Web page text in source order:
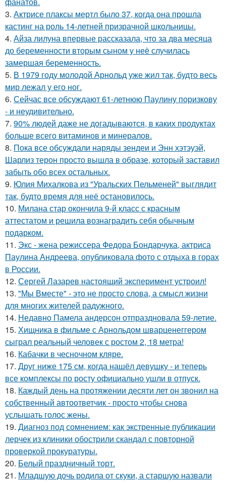
3. Актрисе плаксы мертл было 37, когда она прошла
кастинг на роль 14-летней призрачной школьницы.
4. Айза лилуна впервые рассказала, что за два месяца
до беременности вторым сыном у неё случилась
замершая беременность.
5. В 1979 году молодой Арнольд уже жил так, будто весь
мир лежал у его ног.
6. Сейчас все обсуждают 61-летнюю Паулину поризкову
- и неудивительно.
7. 90% людей даже не догадываются, в каких продуктах
больше всего витаминов и минералов.
8. Пока все обсуждали наряды зендеи и Энн хэтэуэй,
Шарлиз терон просто вышла в образе, который заставил
забыть обо всех остальных.
9. Юлия Михалкова из "Уральских Пельменей" выглядит
так, будто время для неё остановилось.
10. Милана стар окончила 9-й класс с красным
аттестатом и решила вознаградить себя обычным
подарком.
11. Экс - жена режиссера Федора Бондарчука, актриса
Паулина Андреева, опубликовала фото с отдыха в горах
в России.
12. Сергей Лазарев настоящий эксперимент устроил!
13. "Мы Вместе" - это не просто слова, а смысл жизни
для многих жителей радужного.
14. Недавно Памела андерсон отпраздновала 59-летие.
15. Хищника в фильме с Арнольдом шварценеггером
сыграл реальный человек с ростом 2, 18 метра!
16. Кабачки в чесночном кляре.
17. Друг ниже 175 см, когда нашёл девушку - и теперь
все комплексы по росту официально ушли в отпуск.
18. Каждый день на протяжении десяти лет он звонил на
собственный автоответчик - просто чтобы снова
услышать голос жены.
19. Диагноз под сомнением: как экстренные публикации
лерчек из клиники обострили скандал с повторной
проверкой прокуратуры.
20. Белый праздничный торт.
21. Младшую дочь родила от скуки, а старшую назвали